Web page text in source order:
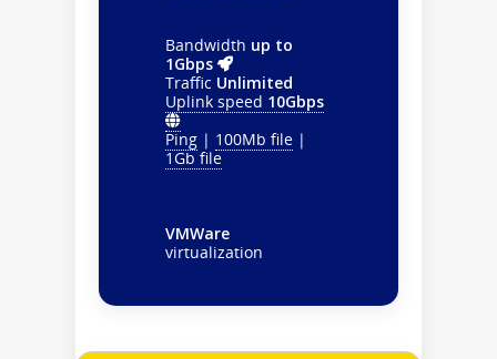
Bandwidth up to
1Gbps
Traffic Unlimited
Uplink speed 10Gbps
Ping | 100Mb file |
1Gb file
VMWare
virtualization